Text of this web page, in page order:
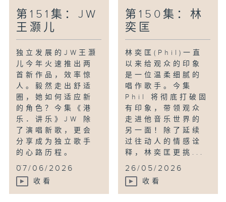
第151集：JW
王灏儿
独立发展的JW王灏
儿今年火速推出两
首新作品，效率惊
人。毅然走出舒适
圈，她如何适应新
的角色？今集《港
乐．讲乐》JW 除
了演唱新歌，更会
分享成为独立歌手
的心路历程。
...
07/06/2026
收看
第150集：林
奕匡
林奕匡(Phil)一直
以来给观众的印象
是一位温柔细腻的
唱作歌手。今集
Phil 将彻底打破固
有印象，带领观众
走进他音乐世界的
另一面！除了延续
过往动人的情感诠
释，林奕匡更挑...
26/05/2026
收看